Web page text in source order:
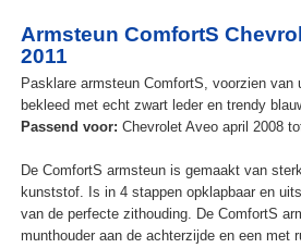
Armsteun ComfortS
2011
Pasklare armsteun ComfortS, voorzien van
bekleed met echt zwart leder en trendy
Passend voor: Chevrolet Aveo april 2008
De ComfortS armsteun is gemaakt van
kunststof. Is in 4 stappen opklapbaar en
van de perfecte zithouding. De ComfortS
munthouder aan de achterzijde en een met